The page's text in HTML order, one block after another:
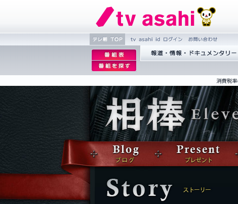
テレ朝
TOP
tv asahi id ロ
グ
お問い
合わせ
番
探
す